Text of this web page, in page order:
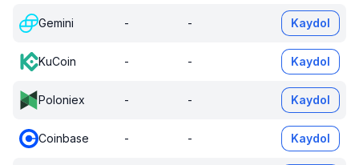
Gemini - - Kaydol
KuCoin - - Kaydol
Poloniex - - Kaydol
Coinbase - - Kaydol